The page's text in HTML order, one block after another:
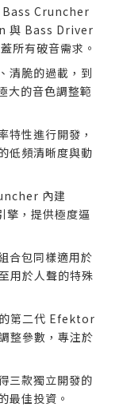
Cruncher
與 Bass Driver
所有破音需求。
清脆的過載，到
大的音色調整範
特性進行開發，
低頻清晰度與動
內建
擎，提供極度逼
合包同樣適用於
用於人聲的特殊
第二代 Efektor
整參數，專注於
三款獨立開發的
最佳投資。